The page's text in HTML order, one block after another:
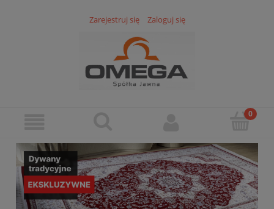
Zarejestruj się Zaloguj się